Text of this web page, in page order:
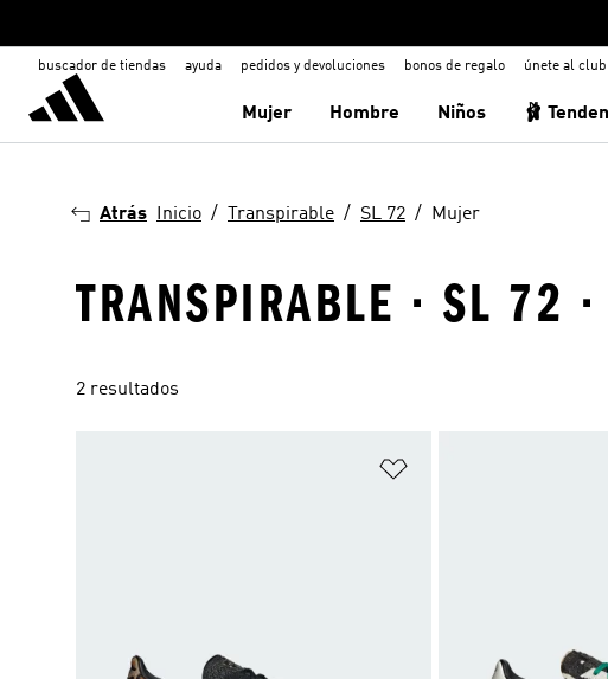
buscador de tiendas ayuda pedidos y devoluciones bonos de regalo únete al club
Mujer Hombre Niños 🩰
Atrás Inicio Transpirable SL 72 Mujer
TRANSPIRABLE · SL 72
2 resultados